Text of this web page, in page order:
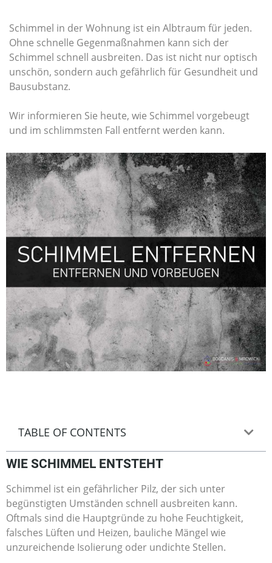
Schimmel in der Wohnung ist ein Albtraum für jeden.
Ohne schnelle Gegenmaßnahmen kann sich der
Schimmel schnell ausbreiten. Das ist nicht nur optisch
unschön, sondern auch gefährlich für Gesundheit und
Bausubstanz.
Wir informieren Sie heute, wie Schimmel vorgebeugt
und im schlimmsten Fall entfernt werden kann.
TABLE OF CONTENTS
WIE SCHIMMEL ENTSTEHT
Schimmel ist ein gefährlicher Pilz, der sich unter
begünstigten Umständen schnell ausbreiten kann.
Oftmals sind die Hauptgründe zu hohe Feuchtigkeit,
falsches Lüften und Heizen, bauliche Mängel wie
unzureichende Isolierung oder undichte Stellen.